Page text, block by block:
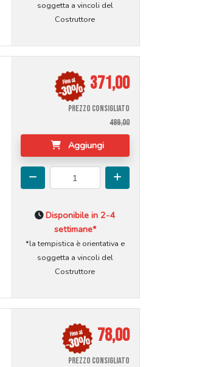
soggetta a vincoli del
Costruttore
371,00
PREZZO CONSIGLIATO
489,00
Aggiungi
Disponibile in 2-4
settimane*
*la tempistica è orientativa e
soggetta a vincoli del
Costruttore
78,00
PREZZO CONSIGLIATO